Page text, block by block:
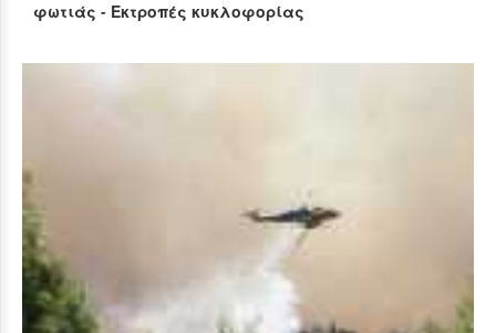
φωτιάς - Εκτροπές κυκλοφορίας